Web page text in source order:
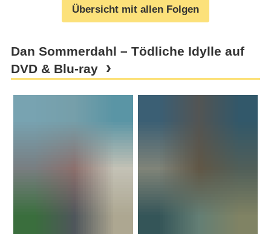
Übersicht mit allen Folgen
Dan Sommerdahl – Tödliche Idylle auf
DVD & Blu-ray